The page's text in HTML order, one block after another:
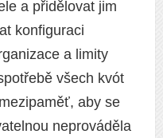
a přidělovat jim
konfiguraci
a limity
všech kvót
aby se
neprováděla